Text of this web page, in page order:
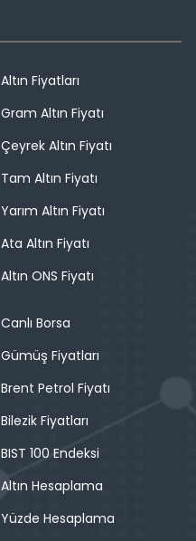
Altın Fiyatları
Gram Altın Fiyatı
Çeyrek Altın Fiyatı
Tam Altın Fiyatı
Yarım Altın Fiyatı
Ata Altın Fiyatı
Altın ONS Fiyatı
Canlı Borsa
Gümüş Fiyatları
Brent Petrol Fiyatı
Bilezik Fiyatları
BIST 100 Endeksi
Altın Hesaplama
Yüzde Hesaplama